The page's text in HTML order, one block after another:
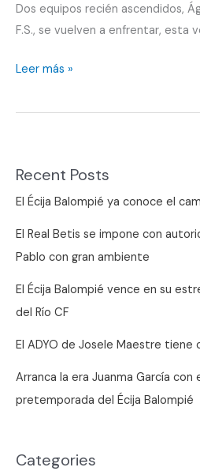
Dos equipos recién ascendidos,
F.S., se vuelven a enfrentar, esta
Águila
Pedrera
F.S
se
a
ver
Leer más »
Recent Posts
El Écija Balompié ya conoce el
El Real Betis se impone con
Pablo con gran ambiente
El Écija Balompié vence en su
del Río CF
El ADYO de Josele Maestre tiene
Arranca la era Juanma García con
pretemporada del Écija Balompié
Categories